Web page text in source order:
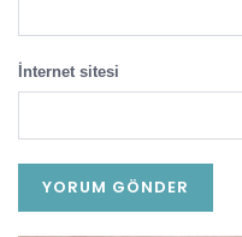
İnternet sitesi